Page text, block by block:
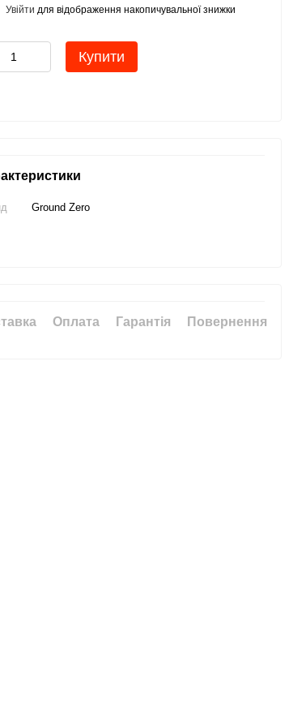
Увійти для відображення накопичувальної знижки
Купити
Ground Zero
Оплата Гарантія Повернення